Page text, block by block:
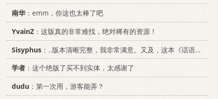
南华：emm，你这也太棒了吧
YvainZ ：这版真的非常难找，绝对稀有的资源！
Sisyphus ：..版本清晰完整，我非常满意。又及，这本《话语的真相》...
学者 ：这个绝版了买不到实体，太感谢了
dudu ：第一次用，游客能弄？